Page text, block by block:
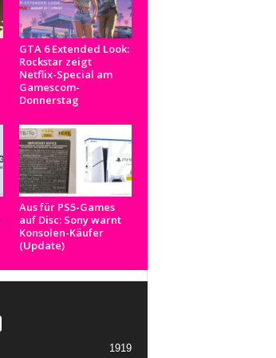
GTA 6 Extended Look:
Rockstar zeigt
Netflix-Special am
Gamescom-
Donnerstag
Aus für PS5-Games
auf Disc: Sony warnt
Konsolen-Käufer
(Update)
1919